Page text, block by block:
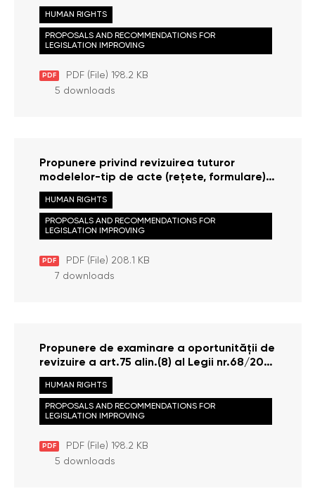
drepturile omului și relații interietnice
PDF PDF (File) 198.2 KB
HUMAN RIGHTS
PROPOSALS AND RECOMMENDATIONS FOR
LEGISLATION IMPROVING
5 downloads
Propunere privind revizuirea tuturor
modelelor-tip de acte (reţete, formulare)
în care se conţin menţiuni cu privire la
IDNP-ul medicului sau alte date cu
caracter personal, pentru a evita
încălcarea dreptului la protecţia datelor
PDF PDF (File) 208.1 KB
HUMAN RIGHTS
PROPOSALS AND RECOMMENDATIONS FOR
LEGISLATION IMPROVING
7 downloads
Propunere de examinare a oportunității de
revizuire a art.75 alin.(8) al Legii nr.68/2016
eu privire la expertiza judiciară şi statutul
expertului judiciar
PDF PDF (File) 198.2 KB
HUMAN RIGHTS
PROPOSALS AND RECOMMENDATIONS FOR
LEGISLATION IMPROVING
5 downloads